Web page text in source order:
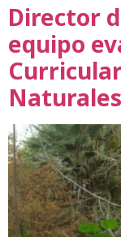
Director
equipo
Naturales